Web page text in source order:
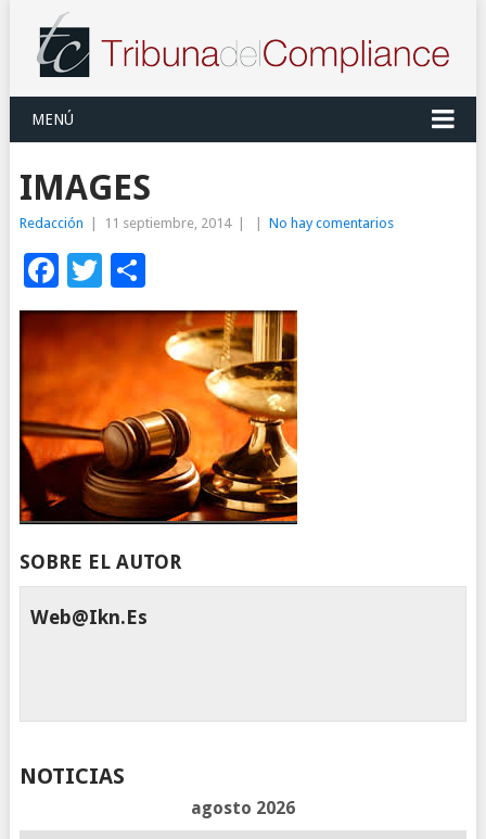
MENÚ
IMAGES
Redacción 11 septiembre, 2014 No hay comentarios
Facebook
Twitter
Compartir
SOBRE EL AUTOR
Web@ikn.es
NOTICIAS
agosto 2026